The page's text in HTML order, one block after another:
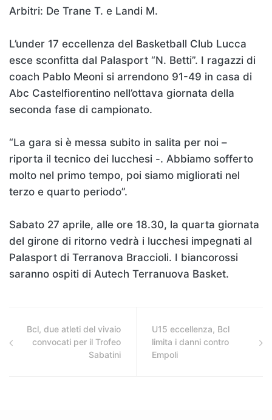
Arbitri: De Trane T. e Landi M.
L’under 17 eccellenza del Basketball Club Lucca
esce sconfitta dal Palasport “N. Betti”. I ragazzi di
coach Pablo Meoni si arrendono 91-49 in casa di
Abc Castelfiorentino nell’ottava giornata della
seconda fase di campionato.
“La gara si è messa subito in salita per noi –
riporta il tecnico dei lucchesi -. Abbiamo sofferto
molto nel primo tempo, poi siamo migliorati nel
terzo e quarto periodo”.
Sabato 27 aprile, alle ore 18.30, la quarta giornata
del girone di ritorno vedrà i lucchesi impegnati al
Palasport di Terranova Braccioli. I biancorossi
saranno ospiti di Autech Terranuova Basket.
Bcl, due atleti del vivaio
convocati per il Trofeo
Sabatini
U15 eccellenza, Bcl
limita i danni contro
Empoli